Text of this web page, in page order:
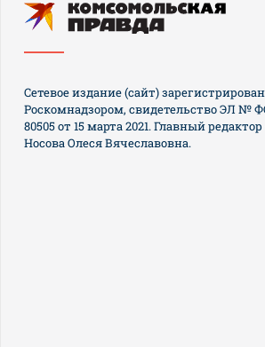
Сетевое издание (сайт)
Роскомнадзором, свидетельство ЭЛ №
80505 от 15 марта 2021. Главный
Носова Олеся Вячеславовна.